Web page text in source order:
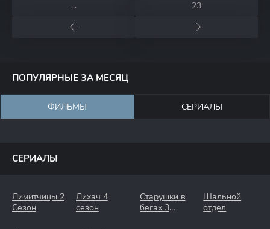
...
23
ПОПУЛЯРНЫЕ ЗА МЕСЯЦ
ФИЛЬМЫ СЕРИАЛЫ
СЕРИАЛЫ
Лимитчицы 2
Сезон
Лихач 4
сезон
Старушки в
бегах 3
Шальной
отдел